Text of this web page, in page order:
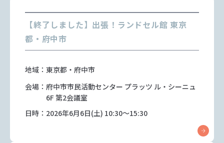
【終了しました】出張！ランドセル館 東京
都・府中市
地域：東京都・府中市
会場：府中市市民活動センター プラッツ ル・シーニュ
6F 第2会議室
日時：2026年6月6日(土) 10:30～15:30